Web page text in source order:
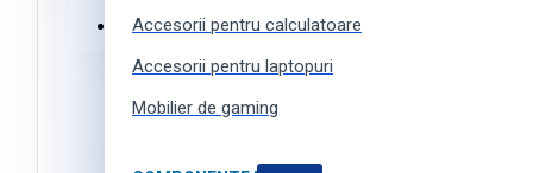
Haine, încălțăminte și accesorii
Accesorii pentru calculatoare
Accesorii pentru laptopuri
Mobilier de gaming